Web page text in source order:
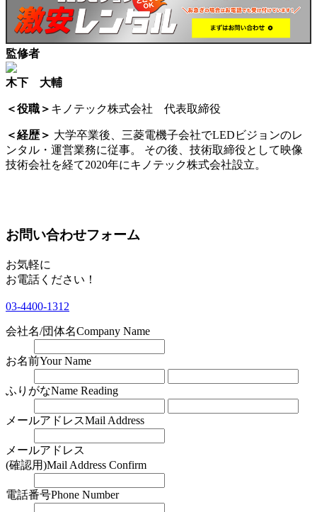
監修者
木下 大輔
＜役職＞ キノテック株式会社 代表取締役
＜経歴＞ 大学卒業後、三菱電機子会社でLEDビジョンのレ
ンタル・運営業務に従事。 その後、技術取締役として映像
技術会社を経て2020年にキノテック株式会社設立。
お問い合わせフォーム
お気軽に
お電話ください！
03-4400-1312
会社名/団体名Company Name
お名前Your Name
ふりがなName Reading
メールアドレスMail Address
メールアドレス
(確認用)Mail Address Confirm
電話番号Phone Number